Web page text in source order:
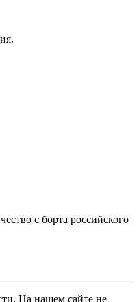
с борта российского
На нашем сайте не